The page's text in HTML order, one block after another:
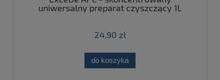
uniwersalny preparat czyszczący 1L
24,90 zł
do koszyka